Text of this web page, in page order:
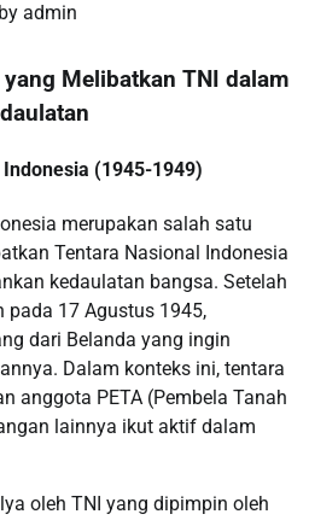
by admin
Melibatkan TNI dalam
(1945-1949)
merupakan salah satu
Tentara Nasional Indonesia
kedaulatan bangsa. Setelah
pada 17 Agustus 1945,
dari Belanda yang ingin
Dalam konteks ini, tentara
anggota PETA (Pembela Tanah
lainnya ikut aktif dalam
oleh TNI yang dipimpin oleh